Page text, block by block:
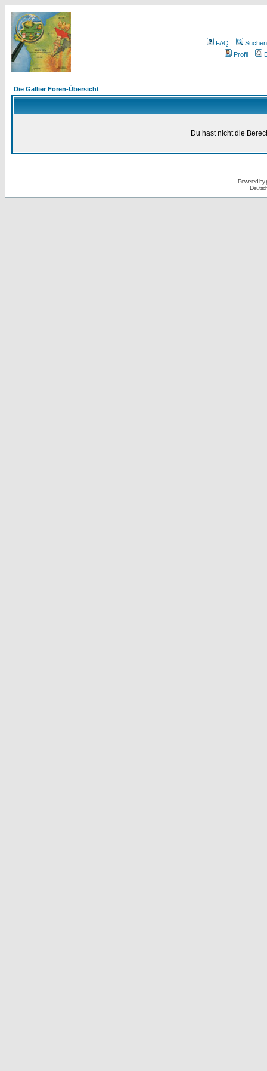
FAQ
Suchen
Profil
Die Gallier Foren-Übersicht
Du hast nicht die
Powered by